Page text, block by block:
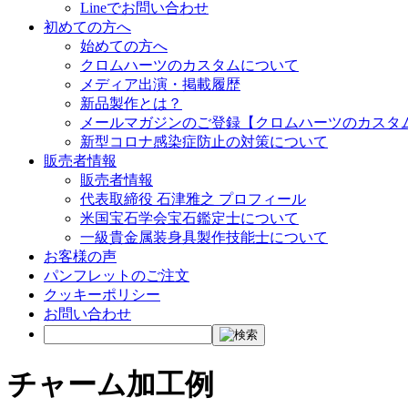
Lineでお問い合わせ
初めての方へ
始めての方へ
クロムハーツのカスタムについて
メディア出演・掲載履歴
新品製作とは？
メールマガジンのご登録【クロムハーツのカスタ
新型コロナ感染症防止の対策について
販売者情報
販売者情報
代表取締役 石津雅之 プロフィール
米国宝石学会宝石鑑定士について
一級貴金属装身具製作技能士について
お客様の声
パンフレットのご注文
クッキーポリシー
お問い合わせ
チャーム加工例